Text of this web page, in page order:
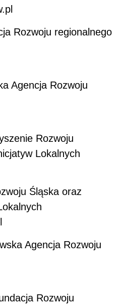
Rozwoju regionalnego
Agencja Rozwoju
Rozwoju
Lokalnych
Śląska oraz
Agencja Rozwoju
Rozwoju